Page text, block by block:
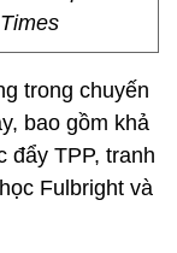
trong chuyến
bao gồm khả
đẩy TPP, tranh
Fulbright và